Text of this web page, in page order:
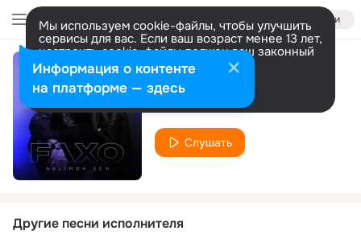
Войти
Мы используем cookie-файлы, чтобы улучшить
сервисы для вас. Если ваш возраст менее 13 лет,
настроить cookie-файлы должен ваш законный
представитель. Больше информации
Разрешить все Настроить
AKLIMDA SEN
Faxo
Слушать
Другие песни исполнителя
Информация о контенте
на платформе — здесь